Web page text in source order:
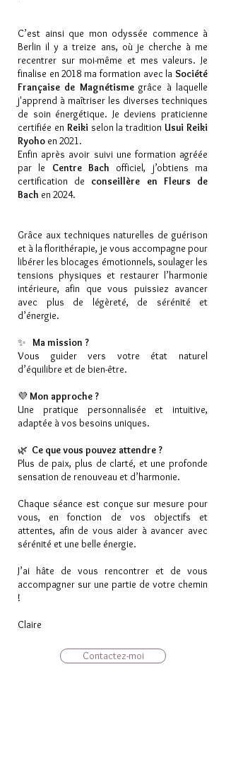
C’est ainsi que mon odyssée commence à
Berlin il y a treize ans, où je cherche à me
recentrer sur moi-même et mes valeurs. Je
finalise en 2018 ma formation avec la Société
Française de Magnétismegrâce à laquelle
j'apprend à maîtriser les diverses techniques
de soin énergétique. Je deviens praticienne
certifiée en Reikiselon la traditionUsui Reiki
Ryoho en 2021.
Enfin après avoir suivi une formation agréée
par le Centre Bach officiel, j’obtiens ma
certification de conseillère en Fleurs de
Bach en 2024.
Grâce aux techniques naturelles de guérison
et à la florithérapie, je vous accompagne pour
libérer les blocages émotionnels, soulager les
tensions physiques et restaurer l’harmonie
intérieure, afin que vous puissiez avancer
avec plus de légèreté, de sérénité et
d’énergie.
✨ Ma mission ?
Vous guider vers votre état naturel
d’équilibre et de bien-être.
💜Mon approche ?
Une pratique personnalisée et intuitive,
adaptée à vos besoins uniques.
🌿 Ce que vous pouvez attendre ?
Plus de paix, plus de clarté, et une profonde
sensation de renouveau et d’harmonie.
Chaque séance est conçue sur mesure pour
vous, en fonction de vos objectifs et
attentes, afin de vous aider à avancer avec
sérénité et une belle énergie.
J’ai hâte de vous rencontrer et de vous
accompagner sur une partie de votre chemin
!
Claire
Contactez-moi